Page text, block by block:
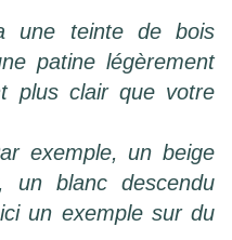
une teinte de bois
patine légèrement
plus clair que votre
exemple, un beige
un blanc descendu
un exemple sur du